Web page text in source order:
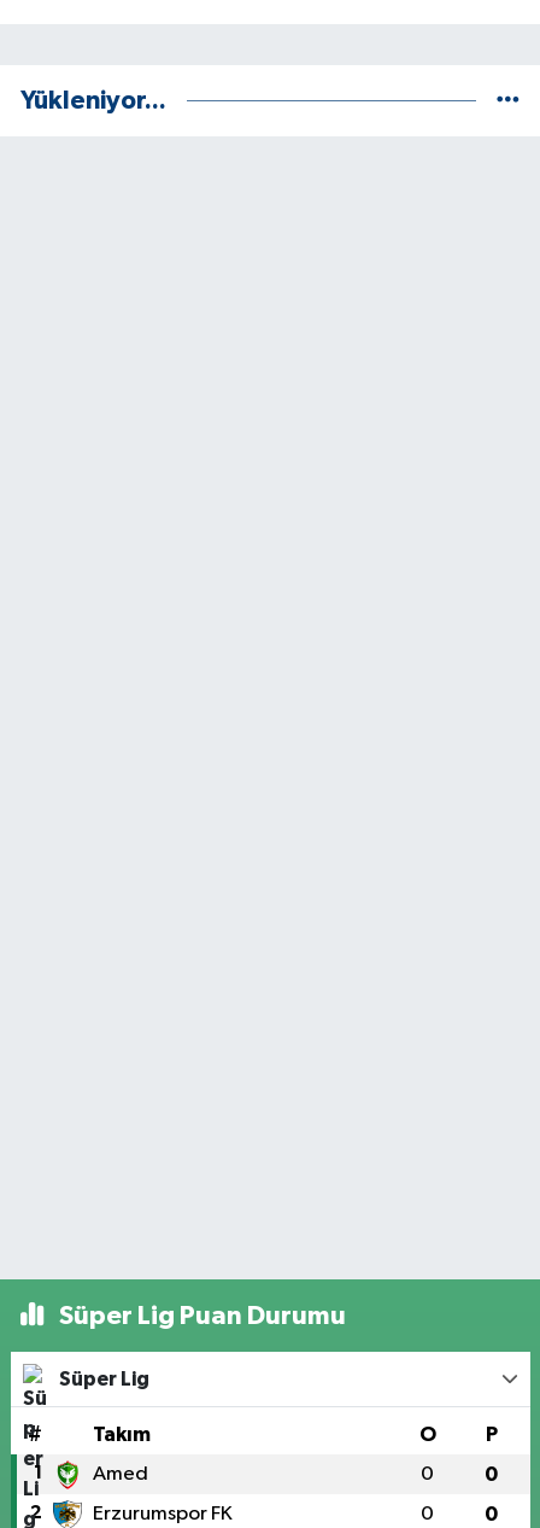
Yükleniyor...
Süper Lig Puan Durumu
Süper Lig
# Takım O P
1 Amed 0 0
2 Erzurumspor FK 0 0